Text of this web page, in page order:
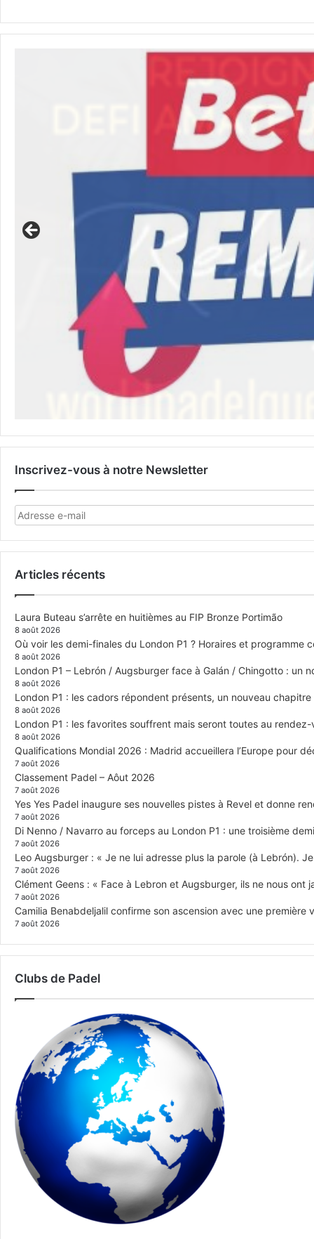
Inscrivez-vous à notre Newsletter
Articles récents
Laura Buteau s’arrête en huitièmes au FIP Bronze Portimão
8 août 2026
Où voir les demi-finales du London P1 ? Horaires et programme
8 août 2026
London P1 – Lebrón / Augsburger face à Galán / Chingotto : un
8 août 2026
London P1 : les cadors répondent présents, un nouveau
8 août 2026
London P1 : les favorites souffrent mais seront toutes au
8 août 2026
Qualifications Mondial 2026 : Madrid accueillera l’Europe pour
7 août 2026
Classement Padel – Aôut 2026
7 août 2026
Yes Yes Padel inaugure ses nouvelles pistes à Revel et donne
7 août 2026
Di Nenno / Navarro au forceps au London P1 : une troisième
7 août 2026
Leo Augsburger : « Je ne lui adresse plus la parole (à Lebrón).
7 août 2026
Clément Geens : « Face à Lebron et Augsburger, ils ne nous ont
7 août 2026
Camilia Benabdeljalil confirme son ascension avec une première
7 août 2026
Clubs de Padel